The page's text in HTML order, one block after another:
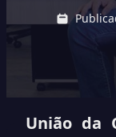
União da